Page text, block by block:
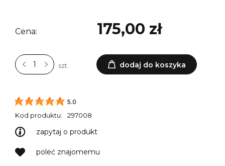
Cena: 175,00 zł
szt. dodaj do koszyka
5.0
Kod produktu: 297008
zapytaj o produkt
poleć znajomemu